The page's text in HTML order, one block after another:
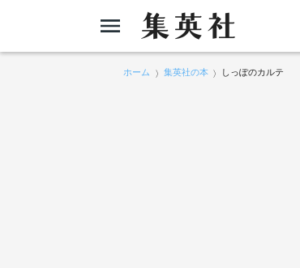
ホーム 集英社の本 しっぽのカルテ